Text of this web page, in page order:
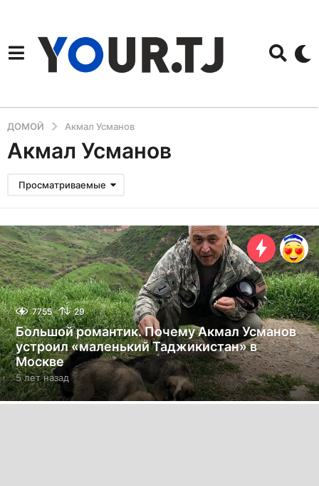
ДОМОЙ Акмал Усманов
Акмал Усманов
Просматриваемые
7755 29
Большой романтик. Почему Акмал Усманов
устроил «маленький Таджикистан» в
Москве
5 лет назад 5
л
е